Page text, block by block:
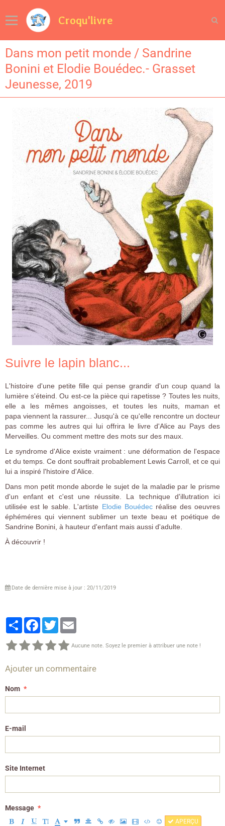
Croqu'livre
Dans mon petit monde / Sandrine
Bonini et Elodie Bouédec.- Grasset
Jeunesse, 2019
Suivre le lapin blanc...
L'histoire d'une petite fille qui pense grandir d'un coup quand la
lumière s'éteind. Ou est-ce la pièce qui rapetisse ? Toutes les nuits,
elle a les mêmes angoisses, et toutes les nuits, maman et
papa viennent la rassurer... Jusqu'à ce qu'elle rencontre un docteur
pas comme les autres qui lui offrira le livre d'Alice au Pays des
Merveilles. Ou comment mettre des mots sur des maux.
Le syndrome d'Alice existe vraiment : une déformation de l'espace
et du temps. Ce dont souffrait probablement Lewis Carroll, et ce qui
lui a inspiré l'histoire d'Alice.
Dans mon petit monde aborde le sujet de la maladie par le prisme
d'un enfant et c'est une réussite. La technique d'illutration ici
utilisée est le sable. L'artiste Elodie Bouédecréalise des oeuvres
éphéméres qui viennent sublimer un texte beau et poétique de
Sandrine Bonini, à hauteur d'enfant mais aussi d'adulte.
À découvrir !
Date de dernière mise à jour : 20/11/2019
PartagerFacebook
Twitter
Aucune note. Soyez le premier à attribuer une note !
Ajouter un commentaire
Nom
E-mail
Site Internet
Message
APERÇU